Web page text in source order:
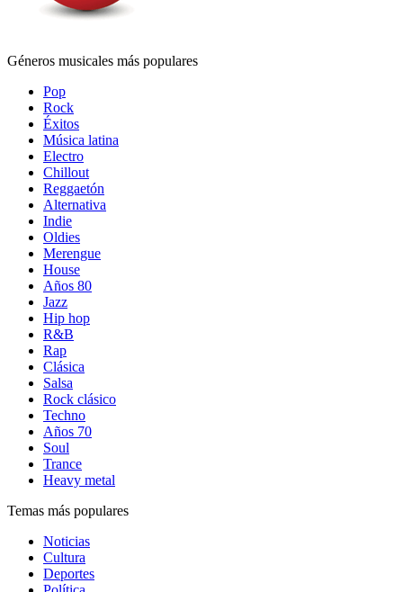
Géneros musicales más populares
Pop
Rock
Éxitos
Música latina
Electro
Chillout
Reggaetón
Alternativa
Indie
Oldies
Merengue
House
Años 80
Jazz
Hip hop
R&B
Rap
Clásica
Salsa
Rock clásico
Techno
Años 70
Soul
Trance
Heavy metal
Temas más populares
Noticias
Cultura
Deportes